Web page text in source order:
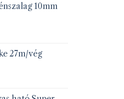
10mm
27m/vég